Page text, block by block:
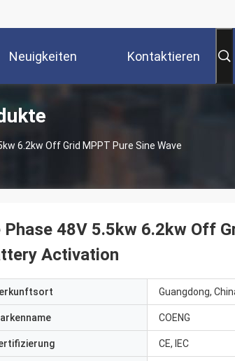
Neuigkeiten Kontaktieren
6.2kw Off Grid MPPT Pure Sine Wave
48V 5.5kw 6.2kw Off
Activation
Guangdong,
COENG
CE, IEC